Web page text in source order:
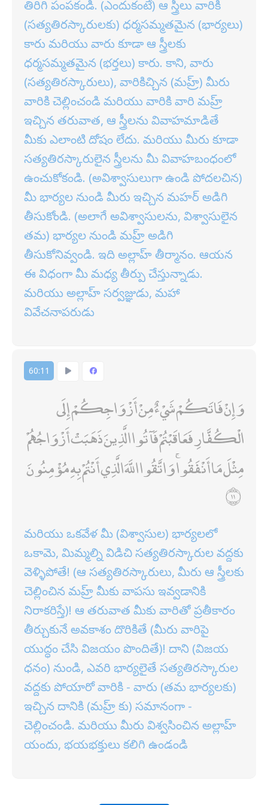
తిరిగి పంపకండి. (ఎందుకంటే) ఆ స్త్రీలు వారికి
(సత్యతిరస్కారులకు) ధర్మసమ్మతమైన (భార్యలు)
కారు మరియు వారు కూడా ఆ స్త్రీలకు
ధర్మసమ్మతమైన (భర్తలు) కారు. కాని, వారు
(సత్యతిరస్కారులు), వారికిచ్చిన (మహ్ర్) మీరు
వారికి చెల్లించండి మరియు వారికి వారి మహ్ర్
ఇచ్చిన తరువాత, ఆ స్త్రీలను వివాహమాడితే
మీకు ఎలాంటి దోషం లేదు. మరియు మీరు కూడా
సత్యతిరస్కారులైన స్త్రీలను మీ వివాహబంధంలో
ఉంచుకోకండి. (అవిశ్వాసులుగా ఉండి పోదలచిన)
మీ భార్యల నుండి మీరు ఇచ్చిన మహర్ అడిగి
తీసుకోండి. (అలాగే అవిశ్వాసులను, విశ్వాసులైన
తమ) భార్యల నుండి మహ్ర్ అడిగి
తీసుకోనివ్వండి. ఇది అల్లాహ్ తీర్మానం. ఆయన
ఈ విధంగా మీ మధ్య తీర్పు చేస్తున్నాడు.
మరియు అల్లాహ్ సర్వజ్ఞుడు, మహా
వివేచనాపరుడు
60:11
وَإِنْ فَاتَكُمْ شَيْءٌ مِنْ أَزْوَاجِكُمْ إِلَى
الْكُفَّارِ فَعَاقَبْتُمْ فَآتُوا الَّذِينَ ذَهَبَتْ أَزْوَاجُهُمْ
مِثْلَ مَا أَنْفَقُوا ۚ وَاتَّقُوا اللَّهَ الَّذِي أَنْتُمْ بِهِ مُؤْمِنُونَ
మరియు ఒకవేళ మీ (విశ్వాసుల) భార్యలలో
ఒకామె, మిమ్మల్ని విడిచి సత్యతిరస్కారుల వద్దకు
వెళ్ళిపోతే! (ఆ సత్యతిరస్కారులు, మీరు ఆ స్త్రీలకు
చెల్లించిన మహ్ర్ మీకు వాపసు ఇవ్వడానికి
నిరాకరిస్తే)! ఆ తరువాత మీకు వారితో ప్రతీకారం
తీర్చుకునే అవకాశం దొరికితే (మీరు వారిపై
యుద్ధం చేసి విజయం పొందితే)! దాని (విజయ
ధనం) నుండి, ఎవరి భార్యలైతే సత్యతిరస్కారుల
వద్దకు పోయారో వారికి - వారు (తమ భార్యలకు)
ఇచ్చిన దానికి (మహ్ర్ కు) సమానంగా -
చెల్లించండి. మరియు మీరు విశ్వసించిన అల్లాహ్
యందు, భయభక్తులు కలిగి ఉండండి